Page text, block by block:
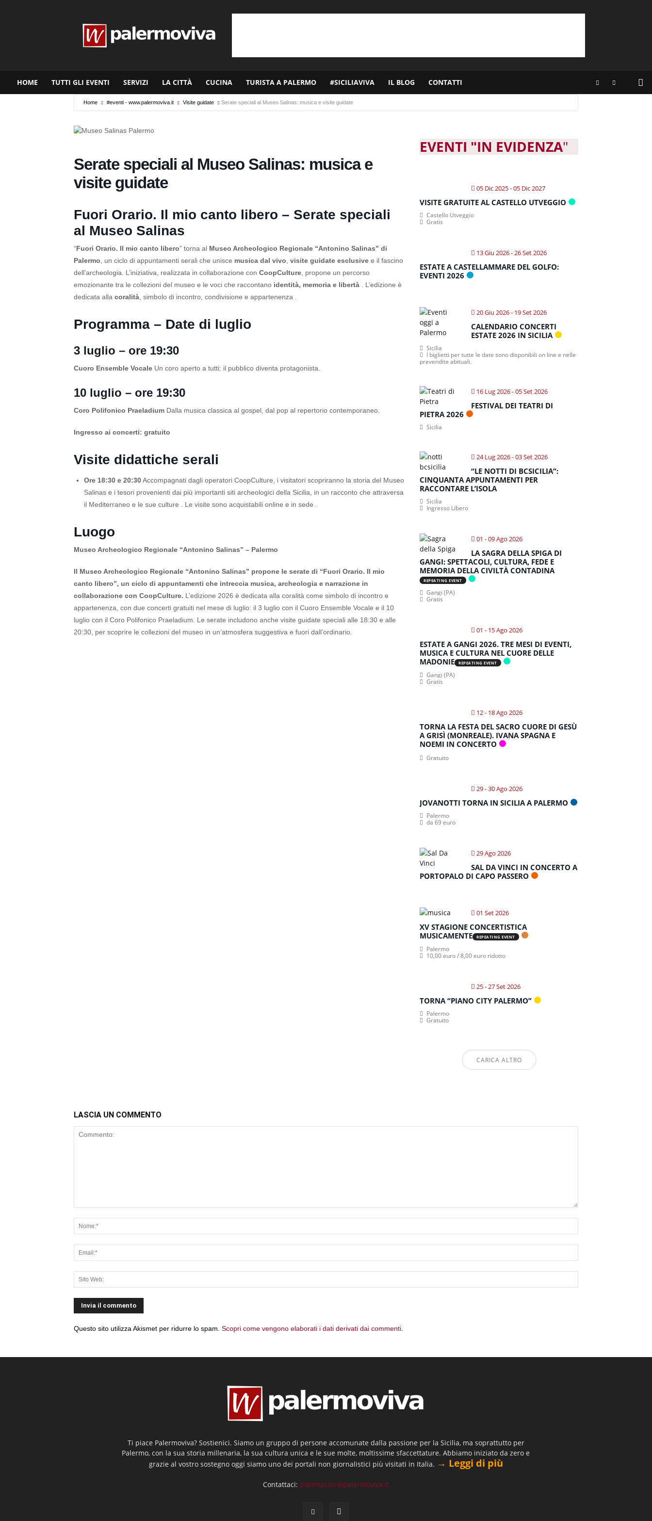
HOME TUTTI GLI EVENTI SERVIZI LA CITTÀ CUCINA TURISTA A PALERMO #SICILIAVIVA IL BLOG CONTATTI
Home #eventi - www.palermoviva.it Visite guidate Serate speciali al Museo Salinas: musica e visite guidate
Serate speciali al Museo Salinas: musica e
visite guidate
Fuori Orario. Il mio canto libero – Serate speciali
al Museo Salinas
“Fuori Orario. Il mio canto libero” torna al Museo Archeologico Regionale “Antonino Salinas” di
Palermo , un ciclo di appuntamenti serali che unisce musica dal vivo visite guidate esclusive e il fascino
dell’archeologia. L’iniziativa, realizzata in collaborazione con CoopCulture , propone un percorso
emozionante tra le collezioni del museo e le voci che raccontano identità, memoria e libertà . L’edizione è
dedicata alla coralità , simbolo di incontro, condivisione e appartenenza .
Programma – Date di luglio
3 luglio – ore 19:30
Cuoro Ensemble Vocale Un coro aperto a tutti: il pubblico diventa protagonista.
10 luglio – ore 19:30
Coro Polifonico Praeladium Dalla musica classica al gospel, dal pop al repertorio contemporaneo.
Ingresso ai concerti: gratuito
Visite didattiche serali
Ore 18:30 e 20:30Accompagnati dagli operatori CoopCulture, i visitatori scopriranno la storia del Museo
Salinas e i tesori provenienti dai più importanti siti archeologici della Sicilia, in un racconto che attraversa
il Mediterraneo e le sue culture . Le visite sono acquistabili online e in sede .
Luogo
Museo Archeologico Regionale “Antonino Salinas” – Palermo
Il Museo Archeologico Regionale “Antonino Salinas” propone le serate di “Fuori Orario. Il mio
canto libero”, un ciclo di appuntamenti che intreccia musica, archeologia e narrazione in
collaborazione con CoopCulture. L’edizione 2026 è dedicata alla coralità come simbolo di incontro e
appartenenza, con due concerti gratuiti nel mese di luglio: il 3 luglio con il Cuoro Ensemble Vocale e il 10
luglio con il Coro Polifonico Praeladium. Le serate includono anche visite guidate speciali alle 18:30 e alle
20:30, per scoprire le collezioni del museo in un’atmosfera suggestiva e fuori dall’ordinario.
EVENTI "IN EVIDENZA"
05 Dic 2025- 05 Dic 2027
VISITE GRATUITE AL CASTELLO UTVEGGIO
Castello Utveggio
Gratis
13 Giu 2026- 26 Set 2026
ESTATE A CASTELLAMMARE DEL GOLFO:
EVENTI 2026
20 Giu 2026- 19 Set 2026
CALENDARIO CONCERTI
ESTATE 2026 IN SICILIA
Sicilia
I biglietti per tutte le date sono disponibili on line e nelle
prevendite abituali.
16 Lug 2026- 05 Set 2026
FESTIVAL DEI TEATRI DI
PIETRA 2026
Sicilia
24 Lug 2026- 03 Set 2026
“LE NOTTI DI BCSICILIA”:
CINQUANTA APPUNTAMENTI PER
RACCONTARE L’ISOLA
Sicilia
Ingresso Libero
01 - 09 Ago 2026
LA SAGRA DELLA SPIGA DI
GANGI: SPETTACOLI, CULTURA, FEDE E
MEMORIA DELLA CIVILTÀ CONTADINA
REPEATING EVENT
Gangi (PA)
Gratis
01 - 15 Ago 2026
ESTATE A GANGI 2026. TRE MESI DI EVENTI,
MUSICA E CULTURA NEL CUORE DELLE
MADONIE
REPEATING EVENT
Gangi (PA)
Gratis
12 - 18 Ago 2026
TORNA LA FESTA DEL SACRO CUORE DI GESÙ
A GRISÌ (MONREALE). IVANA SPAGNA E
NOEMI IN CONCERTO
Gratuito
29 - 30 Ago 2026
JOVANOTTI TORNA IN SICILIA A PALERMO
Palermo
da 69 euro
29 Ago 2026
SAL DA VINCI IN CONCERTO A
PORTOPALO DI CAPO PASSERO
01 Set 2026
XV STAGIONE CONCERTISTICA
MUSICAMENTE
REPEATING EVENT
Palermo
10,00 euro / 8,00 euro ridotto
25 - 27 Set 2026
TORNA “PIANO CITY PALERMO”
Palermo
Gratuito
CARICA ALTRO
LASCIA UN COMMENTO
Questo sito utilizza Akismet per ridurre lo spam. Scopri come vengono elaborati i dati derivati dai commenti
Ti piace Palermoviva? Sostienici. Siamo un gruppo di persone accomunate dalla passione per la Sicilia, ma soprattutto per
Palermo, con la sua storia millenaria, la sua cultura unica e le sue molte, moltissime sfaccettature. Abbiamo iniziato da zero e
grazie al vostro sostegno oggi siamo uno dei portali non giornalistici più visitati in Italia. → Leggi di più
Contattaci: postmaster@palermoviva.it